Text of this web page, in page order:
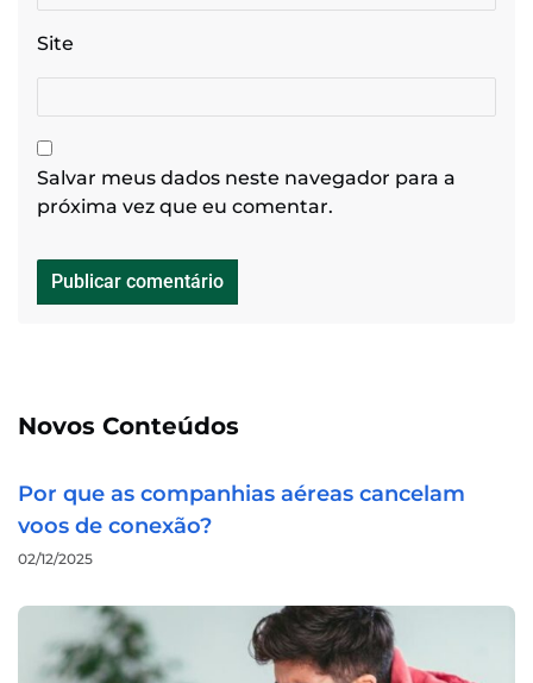
Site
Salvar meus dados neste navegador para a
próxima vez que eu comentar.
Novos Conteúdos
Por que as companhias aéreas cancelam
voos de conexão?
02/12/2025